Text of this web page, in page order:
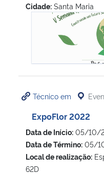
Cidade: Santa Maria
V Semana
Técnico em
ExpoFlor 2022
Data de Início: 05/10/
Data de Término: 05/
Local de realização:
62D